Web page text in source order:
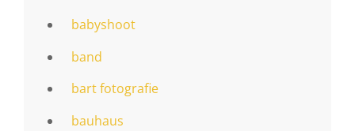
babyshoot
band
bart fotografie
bauhaus